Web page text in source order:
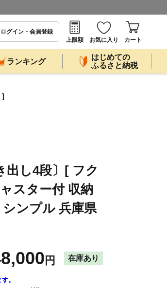
ログイン・会員登録
上限額
お気に入り カート
ランキング
はじめての
ふるさと納税
]
出し4段〕[ フク
スター付 収納
ンプル 兵庫県
円 在庫あり
。